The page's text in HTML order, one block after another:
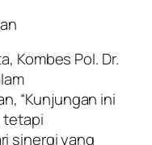
Kombes Pol. Dr.
“Kunjungan ini
tetapi
sinergi yang